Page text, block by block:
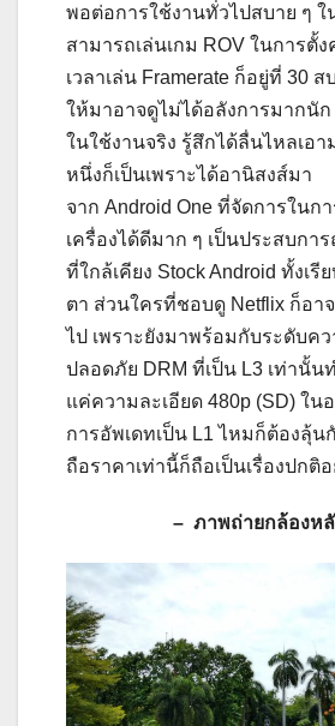
พอต่อการใช้งานทั่วไปสบาย ๆ ใ
สามารถเล่นเกม ROV ในการตั้
เวลาเล่น Framerate ก็อยู่ที่ 30 ส
ให้มาอาจดูไม่ได้อลังการมากนัก
ในใช้งานจริง รู้สึกได้ลื่นไหลเอา
หนึ่งก็เป็นเพราะได้อานิสงส์มา
จาก Android One ที่จัดการในก
เครื่องได้ดีมาก ๆ เป็นประสบกา
ที่ใกล้เคียง Stock Android ทั้งเรี
ตา ส่วนใครที่ชอบดู Netflix ก็อา
ไป เพราะยังมาพร้อมกับระดับคว
ปลอดภัย DRM ที่เป็น L3 เท่านั้น
แค่ความละเอียด 480p (SD) ใน
การอัพเดทเป็น L1 ไหมก็ต้องลุ้น
ถือราคาเท่านี้ก็ถือเป็นเรื่องปกติ
– ภาพถ่ายกล้องห